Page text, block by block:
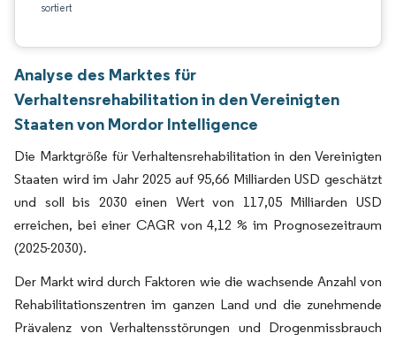
sortiert
Analyse des Marktes für
Verhaltensrehabilitation in den Vereinigten
Staaten von Mordor Intelligence
Die Marktgröße für Verhaltensrehabilitation in den Vereinigten
Staaten wird im Jahr 2025 auf 95,66 Milliarden USD geschätzt
und soll bis 2030 einen Wert von 117,05 Milliarden USD
erreichen, bei einer CAGR von 4,12 % im Prognosezeitraum
(2025-2030).
Der Markt wird durch Faktoren wie die wachsende Anzahl von
Rehabilitationszentren im ganzen Land und die zunehmende
Prävalenz von Verhaltensstörungen und Drogenmissbrauch